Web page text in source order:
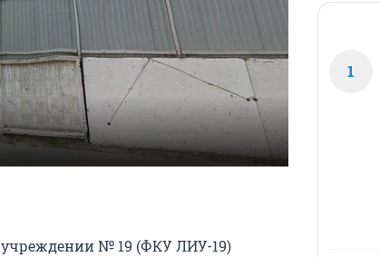
№ 19 (ФКУ ЛИУ-19)
1